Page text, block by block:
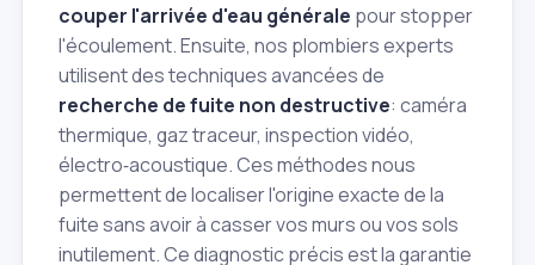
couper l'arrivée d'eau générale pour stopper
l'écoulement. Ensuite, nos plombiers experts
utilisent des techniques avancées de
recherche de fuite non destructive: caméra
thermique, gaz traceur, inspection vidéo,
électro‑acoustique. Ces méthodes nous
permettent de localiser l'origine exacte de la
fuite sans avoir à casser vos murs ou vos sols
inutilement. Ce diagnostic précis est la garantie